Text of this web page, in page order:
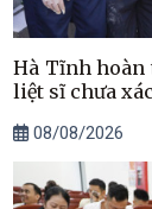
Hà Tĩnh hoàn
liệt sĩ chưa
08/08/2026